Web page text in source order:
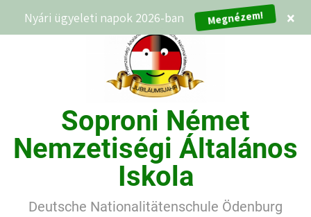
Soproni Német
Nemzetiségi Általános
Iskola
Deutsche Nationalitätenschule Ödenburg
Nyári ügyeleti napok 2026-ban Megnézem! ×